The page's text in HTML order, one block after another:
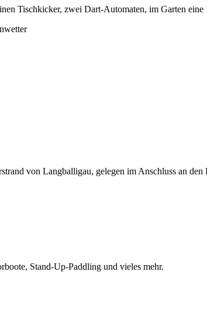
Tischkicker, zwei Dart-Automaten, im Garten
von Langballigau, gelegen im Anschluss an
Stand-Up-Paddling und vieles mehr.